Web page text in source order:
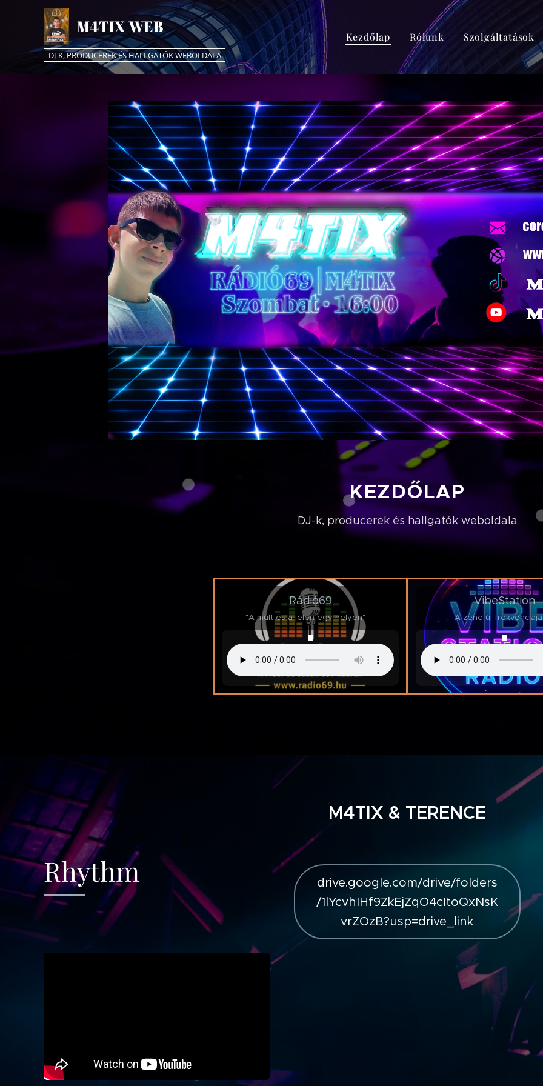
M4TIX WEB
DJ-K, PRODUCEREK ÉS HALLGATÓK WEBOLDALA
Kezdőlap Rólunk Szolgáltatások
KEZDŐLAP
DJ-k, producerek és hallgatók weboldala
Rádió69
"A múlt és a jelen egy helyen"🎶
VibeStation
A zene új
M4TIX & TERENCE
Rhythm
drive.google.com/drive/folders
/1lYcvhIHf9ZkEjZqO4cItoQxNsK
vrZOzB?usp=drive_link